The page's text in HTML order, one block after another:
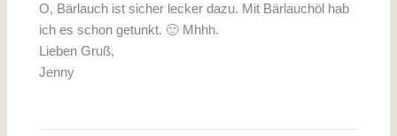
O, Bärlauch ist sicher lecker dazu. Mit Bärlauchöl hab
ich es schon getunkt. 🙂 Mhhh.
Lieben Gruß,
Jenny